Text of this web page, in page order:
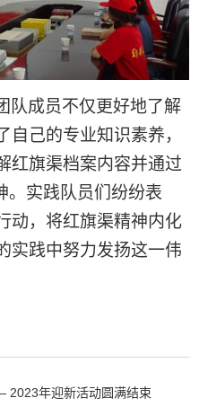
队成员不仅更好地了解
自己的专业知识素养，
红旗渠档案内容并通过
。实践队员们纷纷表
动，将红旗渠精神内化
实践中努力发扬这一伟
2023年迎新活动圆满结束